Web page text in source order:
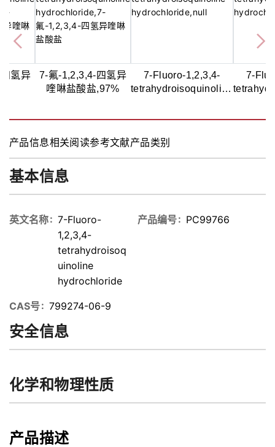
氢异
7-氟-1,2,3,4-四氢异
喹啉盐酸盐,97%
7-Fluoro-1,2,3,4-
tetrahydroisoquinoline
7-
产品信息相关阅读参考文献产品类别
基本信息
英文名称
7-Fluoro-
1,2,3,4-
tetrahydroisoq
uinoline
hydrochloride
产品编号 PC99766
CAS号 799274-06-9
安全信息
化学和物理性质
产品描述